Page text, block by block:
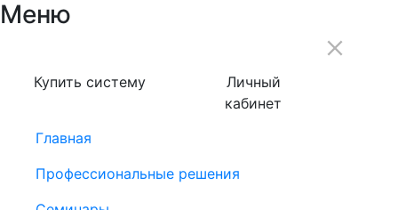
Меню
Купить систему
Личный
кабинет
Главная
Профессиональные решения